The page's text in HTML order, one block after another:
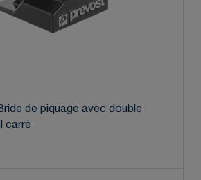
de piquage avec double
carré